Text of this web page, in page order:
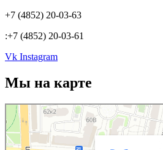
+7 (4852) 20-03-63
:+7 (4852) 20-03-61
Vk Instagram
Мы на карте
Ярославль
Рыбинская улица, 42/40 — Яндекс.Карты